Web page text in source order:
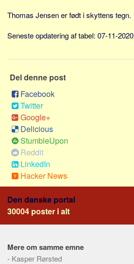
Hjælp
Thomas Jensen er født i skyttens tegn.
Seneste opdatering af tabel: 07-11-2020
Del denne post
Facebook
Twitter
Google+
Delicious
StumbleUpon
Reddit
LinkedIn
Hacker News
Den danske portal
30004 poster i alt
Mere om samme emne
- Kasper Rørsted